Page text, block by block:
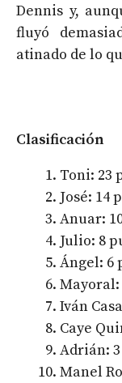
Dennis y,
fluyó
atinado de lo
Clasificación
Toni: 23
José: 14
Anuar:
Julio: 8
Ángel: 6
Mayoral:
Iván
Caye
Adrián:
Manel